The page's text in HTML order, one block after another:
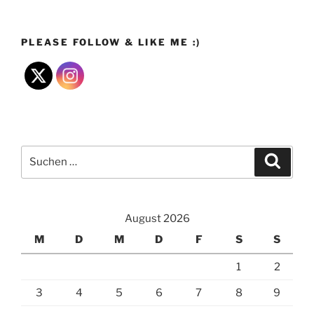
PLEASE FOLLOW & LIKE ME :)
nach:
August 2026
M
D M D F S S
1 2
3 4 5 6 7 8 9